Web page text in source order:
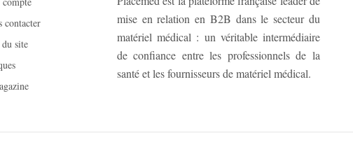
contacter
site
mise en relation en B2B dans le secteur du
matériel médical : un véritable intermédiaire
de confiance entre les professionnels de la
santé et les fournisseurs de matériel médical.